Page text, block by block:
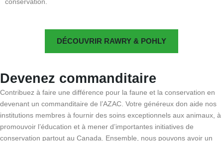
DÉCOUVRIR RAWRY & POHLY
Devenez commanditaire
Contribuez à faire une différence pour la faune et la conservation en
devenant un commanditaire de l’AZAC. Votre généreux don aide nos
institutions membres à fournir des soins exceptionnels aux animaux, à
promouvoir l’éducation et à mener d’importantes initiatives de
conservation partout au Canada. Ensemble, nous pouvons avoir un